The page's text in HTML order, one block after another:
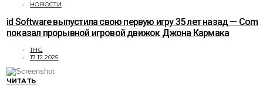
НОВОСТИ
id Software выпустила свою первую игру 35 лет назад —
показал прорывной игровой движок Джона Кармака
THG
17.12.2025
ЧИТАТЬ